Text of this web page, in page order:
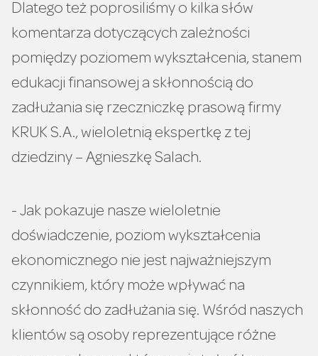
Dlatego też poprosiliśmy o kilka słów
komentarza dotyczących zależności
pomiędzy poziomem wykształcenia, stanem
edukacji finansowej a skłonnością do
zadłużania się rzeczniczkę prasową firmy
KRUK S.A., wieloletnią ekspertkę z tej
dziedziny – Agnieszkę Salach.
- Jak pokazuje nasze wieloletnie
doświadczenie, poziom wykształcenia
ekonomicznego nie jest najważniejszym
czynnikiem, który może wpływać na
skłonność do zadłużania się. Wśród naszych
klientów są osoby reprezentujące różne